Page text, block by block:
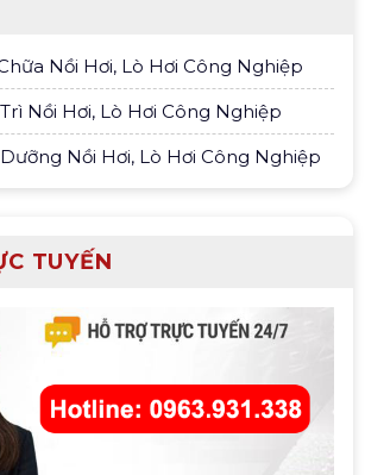
Nồi Hơi, Lò Hơi Công Nghiệp
Nồi Hơi, Lò Hơi Công Nghiệp
Nồi Hơi, Lò Hơi Công Nghiệp
TUYẾN